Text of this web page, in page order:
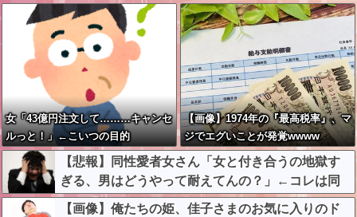
女「43億円注文して………キャンセ
ルっと！」←こいつの目的
【画像】1974年の『最高税率』、マ
ジでエグいことが発覚wwww
【悲報】同性愛者女さん「女と付き合うの地獄す
ぎる、男はどうやって耐えてんの？」←コレは同
意せざるおえないと話題に
【画像】俺たちの姫、佳子さまのお気に入りのド